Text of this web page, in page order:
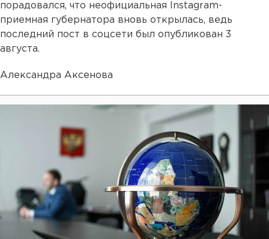
порадовался, что неофициальная Instagram-
приемная губернатора вновь открылась, ведь
последний пост в соцсети был опубликован 3
августа.
Александра Аксенова